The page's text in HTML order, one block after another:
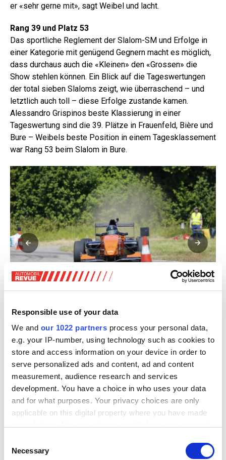
Responsible use of your data
We and our 1022 partners process your personal data,
e.g. your IP-number, using technology such as cookies to
store and access information on your device in order to
serve personalized ads and content, ad and content
measurement, audience research and services
development. You have a choice in who uses your data
and for what purposes. Your privacy choices are only
applicable on this digital property where you have made
the Privacy trigger icon.
Selection
Necessary
er «sehr gerne mit», sagt Weibel und lacht.
Rang 39 und Platz 53
Das sportliche Reglement der Slalom-SM und Erfolge in
einer Kategorie mit genügend Gegnern macht es möglich,
dass durchaus auch die «Kleinen» den «Grossen» die
Show stehlen können. Ein Blick auf die Tageswertungen
der total sieben Slaloms zeigt, wie überraschend – und
letztlich auch toll – diese Erfolge zustande kamen.
Alessandro Grispinos beste Klassierung in einer
Tageswertung sind die 39. Plätze in Frauenfeld, Bière und
Bure – Weibels beste Position in einem Tagesklassement
war Rang 53 beim Slalom in Bure.
Grispino gewann mit seinem Renault Clio R3 in seiner
Kategorie A/ISA/R2/R3 bis 2000 Kubikzentimeter
Hubraum sechs von sieben Slaloms der SM 2025, ebenso
Weibel mit dem Subaru BRZ in der Kategorie Superserie
bis zwei Liter Hubraum. Sie bekamen für die
Kategoriensiege jeweils so viele Punkte wie
Vorjahresmeister Philip Egli, der 2024 alle sechs
Diese Saison gewann Formel-3-Pilot Egli dagegen nur